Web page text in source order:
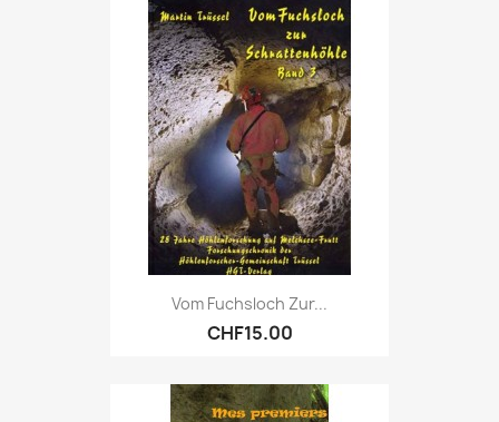
Vom Fuchsloch Zur...
CHF15.00